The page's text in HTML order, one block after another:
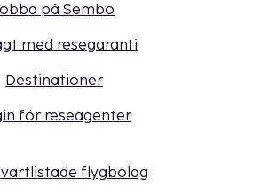
på Sembo
med resegaranti
Destinationer
för reseagenter
flygbolag